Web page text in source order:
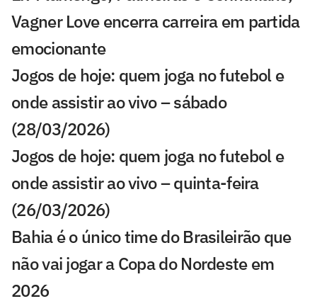
Vagner Love encerra carreira em partida
emocionante
Jogos de hoje: quem joga no futebol e
onde assistir ao vivo – sábado
(28/03/2026)
Jogos de hoje: quem joga no futebol e
onde assistir ao vivo – quinta-feira
(26/03/2026)
Bahia é o único time do Brasileirão que
não vai jogar a Copa do Nordeste em
2026